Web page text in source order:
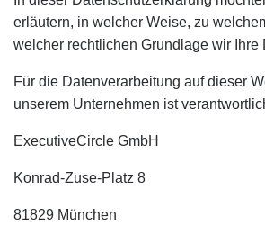
erläutern, in welcher Weise, zu
welcher rechtlichen Grundlage wir Ihre
Für die Datenverarbeitung auf dieser
unserem Unternehmen ist
ExecutiveCircle GmbH
Konrad-Zuse-Platz 8
81829 München